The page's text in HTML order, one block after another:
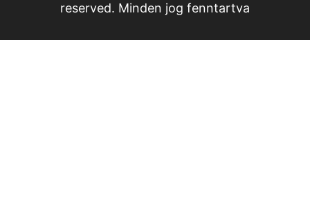
reserved. Minden jog fenntartva